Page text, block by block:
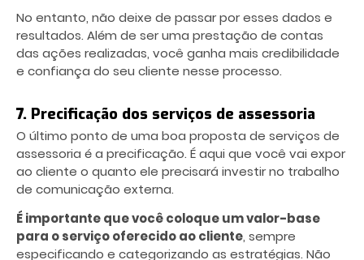
No entanto, não deixe de passar por esses dados e
resultados. Além de ser uma prestação de contas
das ações realizadas, você ganha mais credibilidade
e confiança do seu cliente nesse processo.
7. Precificação dos serviços de assessoria
O último ponto de uma boa proposta de serviços de
assessoria é a precificação. É aqui que você vai expor
ao cliente o quanto ele precisará investir no trabalho
de comunicação externa.
É importante que você coloque um valor-base
para o serviço oferecido ao cliente, sempre
especificando e categorizando as estratégias. Não